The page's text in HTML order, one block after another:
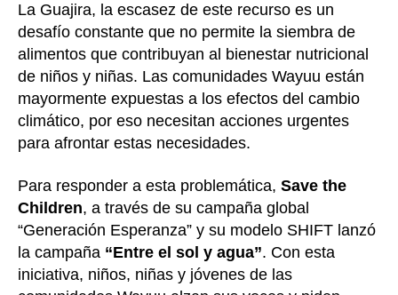
La Guajira, la escasez de este recurso es un
desafío constante que no permite la siembra de
alimentos que contribuyan al bienestar nutricional
de niños y niñas. Las comunidades Wayuu están
mayormente expuestas a los efectos del cambio
climático, por eso necesitan acciones urgentes
para afrontar estas necesidades.
Para responder a esta problemática, Save the
Children, a través de su campaña global
“Generación Esperanza” y su modelo SHIFT lanzó
la campaña “Entre el sol y agua”. Con esta
iniciativa, niños, niñas y jóvenes de las